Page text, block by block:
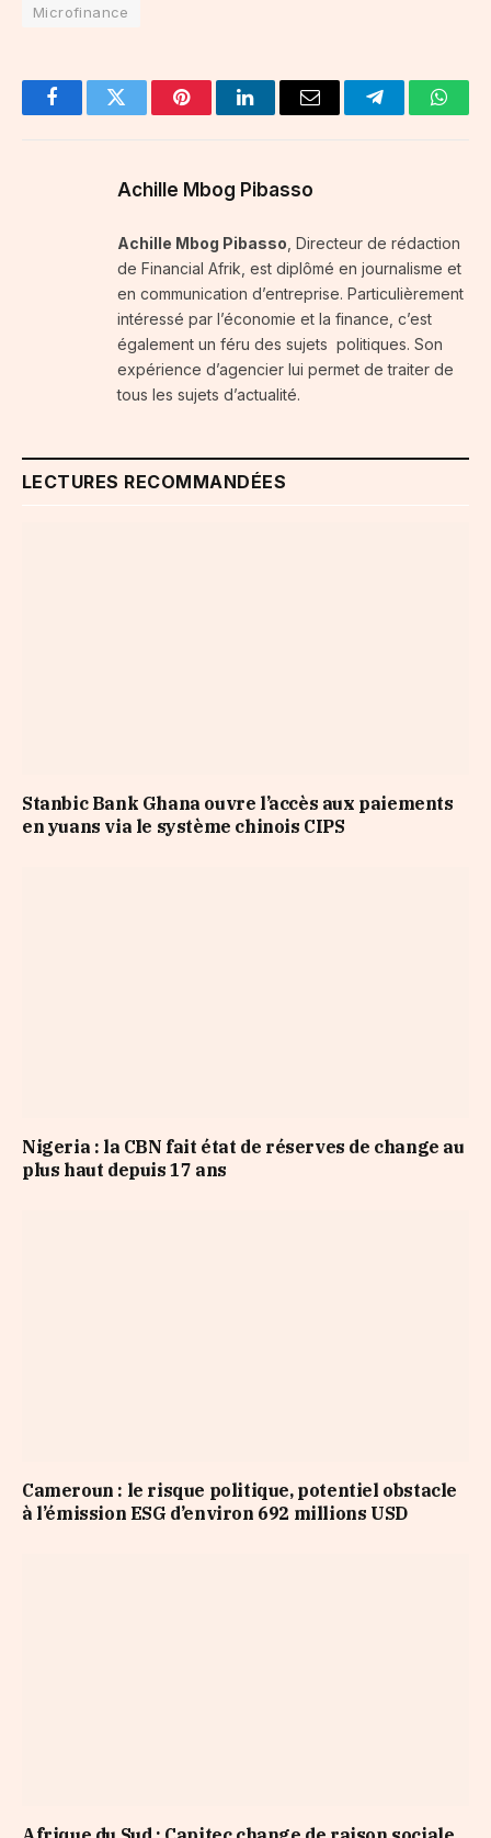
Microfinance
FacebookTwitter PinterestLinkedInEmail Telegram
Achille Mbog Pibasso
Achille Mbog Pibasso , Directeur de rédaction
de Financial Afrik, est diplômé en journalisme et
en communication d’entreprise. Particulièrement
intéressé par l’économie et la finance, c’est
également un féru des sujets politiques. Son
expérience d’agencier lui permet de traiter de
tous les sujets d’actualité.
LECTURES RECOMMANDÉES
Stanbic Bank Ghana ouvre l’accès aux paiements
en yuans via le système chinois CIPS
Nigeria : la CBN fait état de réserves de change au
plus haut depuis 17 ans
Cameroun : le risque politique, potentiel obstacle
à l’émission ESG d’environ 692 millions USD